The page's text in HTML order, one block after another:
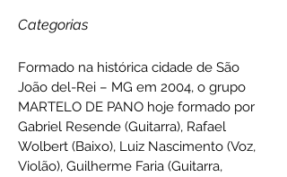
Categorias
Formado na histórica cidade de São
João del-Rei – MG em 2004, o grupo
MARTELO DE PANO hoje formado por
Gabriel Resende (Guitarra), Rafael
Wolbert (Baixo), Luiz Nascimento (Voz,
Violão), Guilherme Faria (Guitarra,